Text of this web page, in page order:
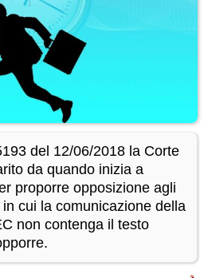
del 12/06/2018 la Corte
da quando inizia a
proporre opposizione agli
cui la comunicazione della
non contenga il testo